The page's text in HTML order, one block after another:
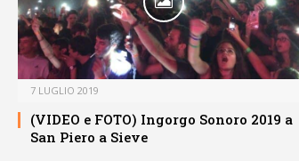
7 LUGLIO 2019
(VIDEO e FOTO) Ingorgo Sonoro 2019 a
San Piero a Sieve